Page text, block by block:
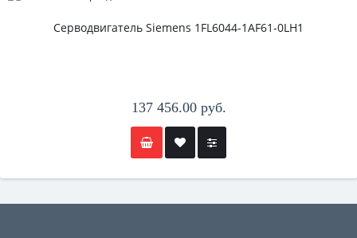
Серводвигатель Siemens 1FL6044-1AF61-0LH1
137 456.00 руб.